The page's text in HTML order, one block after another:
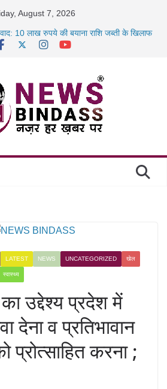
August 7, 2026
10 लाख रुपये की बयाना राशि जब्ती के खिलाफ
पुलिस का बड़ा एक्शन: 13 म्यूल बैंक खाताधारक
LATEST NEWS UNCATEGORIZED खेल
स्वास्थ्य
का उद्देश्य प्रदेश में
देना व प्रतिभावान
प्रोत्साहित करना ;